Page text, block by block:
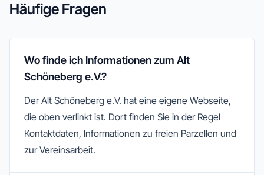
Häufige Fragen
Wo finde ich Informationen zum Alt
Schöneberg e.V.?
Der Alt Schöneberg e.V. hat eine eigene Webseite,
die oben verlinkt ist. Dort finden Sie in der Regel
Kontaktdaten, Informationen zu freien Parzellen und
zur Vereinsarbeit.